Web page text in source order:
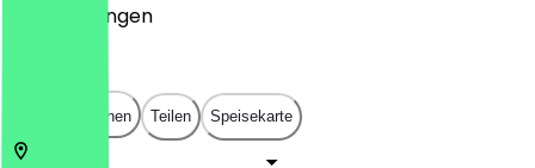
Bewertungen
In App öffnen Teilen Speisekarte